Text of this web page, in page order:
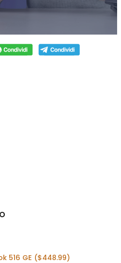
516 GE ($448.99)